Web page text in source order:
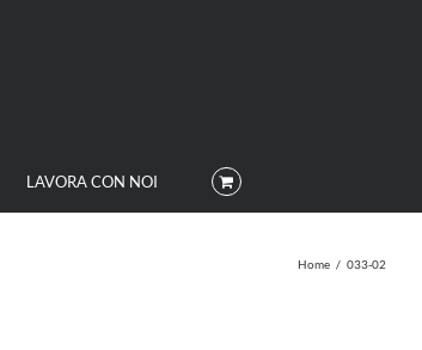
LAVORA CON NOI
Home / 033-02